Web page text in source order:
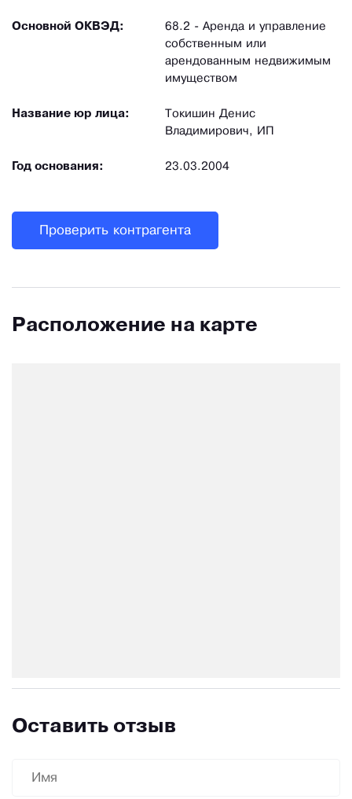
Основной ОКВЭД:
68.2 - Аренда и управление
собственным или
арендованным недвижимым
имуществом
Название юр лица:
Токишин Денис
Владимирович, ИП
Год основания: 23.03.2004
Проверить контрагента
Расположение на карте
Оставить отзыв